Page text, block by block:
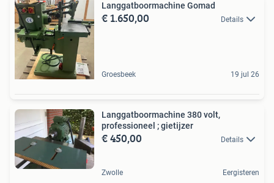
Langgatboormachine Gomad
€ 1.650,00 Details
Groesbeek 19 jul 26
Langgatboormachine 380 volt,
professioneel ; gietijzer
€ 450,00 Details
Zwolle Eergisteren